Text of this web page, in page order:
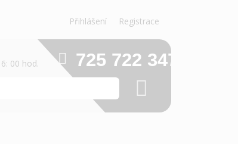
Přihlášení Registrace
00 hod.
725 722 347